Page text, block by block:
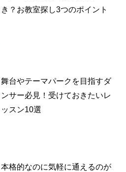
き？お教室探し3つのポイント
舞台やテーマパークを目指すダ
ンサー必見！受けておきたいレ
ッスン10選
本格的なのに気軽に通えるのが